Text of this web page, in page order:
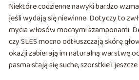
Niektóre codzienne nawyki bardzo
jeśli wydają się niewinne. Dotyczy to
mycia włosów mocnymi szamponami.
czy SLES mocno odtłuszczają skórę
okazji zabierają im naturalną warstwę
pasma stają się suche, szorstkie i